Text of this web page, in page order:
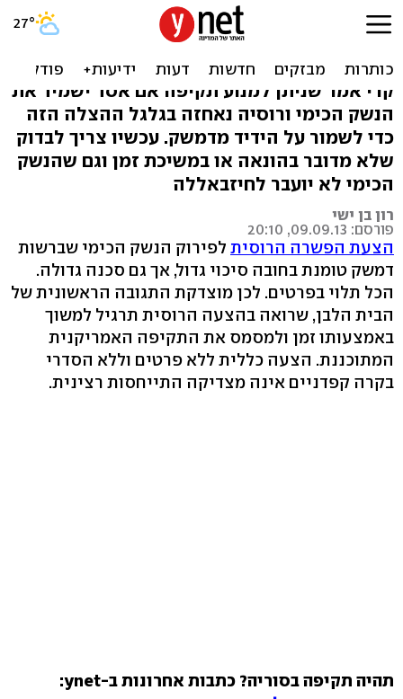
הניסיון הנואש של פוטין
להציל את אסד
קרי אמר שניתן למנוע תקיפה אם אסד ישמיד את
הנשק הכימי ורוסיה נאחזה בגלגל ההצלה הזה
כדי לשמור על הידיד מדמשק. עכשיו צריך לבדוק
שלא מדובר בהונאה או במשיכת זמן וגם שהנשק
הכימי לא יועבר לחיזבאללה
רון בן ישי
פורסם: 09.09.13, 20:10
הצעת הפשרה הרוסית לפירוק הנשק הכימי שברשות
דמשק טומנת בחובה סיכוי גדול, אך גם סכנה גדולה.
הכל תלוי בפרטים. לכן מוצדקת התגובה הראשונית של
הבית הלבן, שרואה בהצעה הרוסית תרגיל למשוך
באמצעותו זמן ולמסמס את התקיפה האמריקנית
המתוכננת. הצעה כללית ללא פרטים וללא הסדרי
בקרה קפדניים אינה מצדיקה התייחסות רצינית.
תהיה תקיפה בסוריה? כתבות אחרונות ב-ynet: